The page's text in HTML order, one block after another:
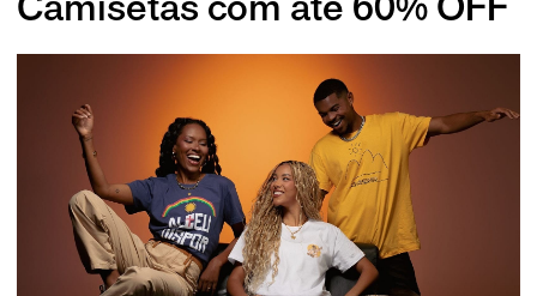
Camisetas com até 60% OFF